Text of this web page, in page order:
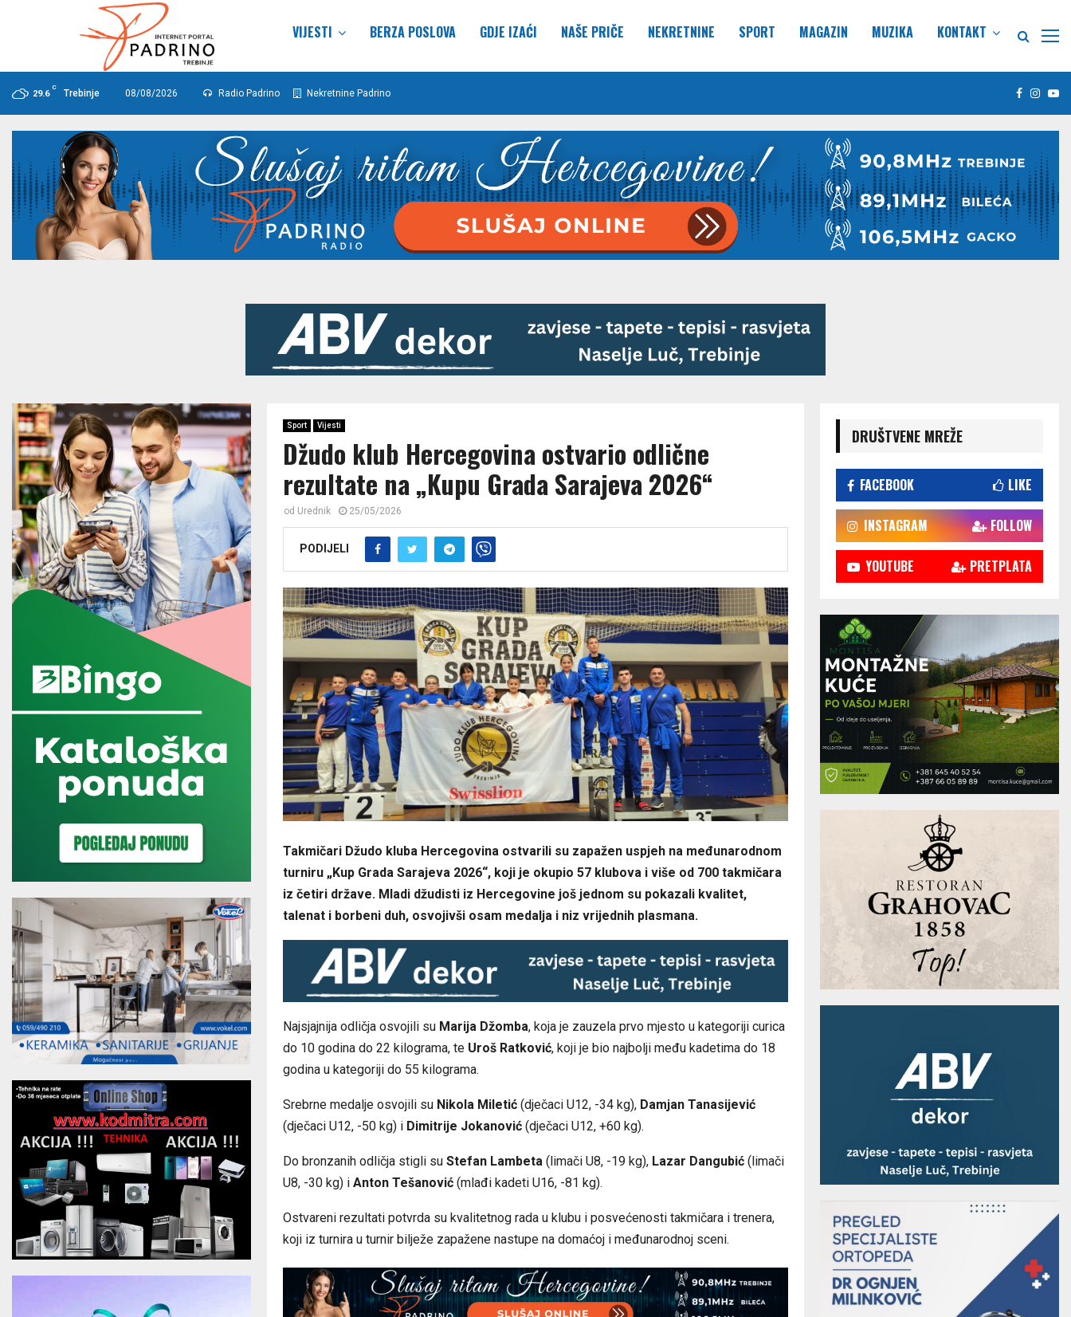
VIJESTI BERZA POSLOVA GDJE IZAĆI NAŠE PRIČE NEKRETNINE SPORT MAGAZIN MUZIKA KONTAKT
29.6
C
Trebinje 08/08/2026 Radio Padrino Nekretnine Padrino Facebook
Sport Vijesti
Džudo klub Hercegovina ostvario odlične
rezultate na „Kupu Grada Sarajeva 2026“
od Urednik 25/05/2026
PODIJELI
Takmičari Džudo kluba Hercegovina ostvarili su zapažen uspjeh na međunarodnom
turniru „Kup Grada Sarajeva 2026“, koji je okupio 57 klubova i više od 700 takmičara
iz četiri države. Mladi džudisti iz Hercegovine još jednom su pokazali kvalitet,
talenat i borbeni duh, osvojivši osam medalja i niz vrijednih plasmana.
Najsjajnija odličja osvojili su Marija Džomba, koja je zauzela prvo mjesto u kategoriji curica
do 10 godina do 22 kilograma, te Uroš Ratković, koji je bio najbolji među kadetima do 18
godina u kategoriji do 55 kilograma.
Srebrne medalje osvojili su Nikola Miletić (dječaci U12, -34 kg), Damjan Tanasijević
(dječaci U12, -50 kg) i Dimitrije Jokanović (dječaci U12, +60 kg).
Do bronzanih odličja stigli su Stefan Lambeta (limači U8, -19 kg), Lazar Dangubić (limači
U8, -30 kg) i Anton Tešanović (mlađi kadeti U16, -81 kg).
Ostvareni rezultati potvrda su kvalitetnog rada u klubu i posvećenosti takmičara i trenera,
koji iz turnira u turnir bilježe zapažene nastupe na domaćoj i međunarodnoj sceni.
DRUŠTVENE MREŽE
FACEBOOK LIKE
INSTAGRAM FOLLOW
YOUTUBE PRETPLATA